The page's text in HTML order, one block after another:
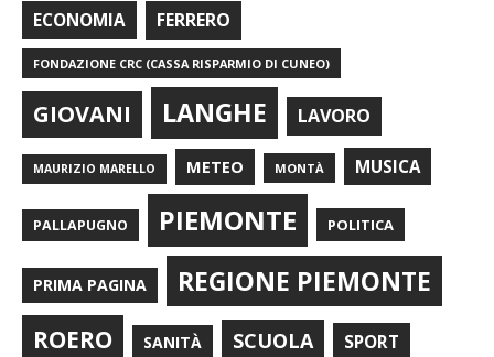
ECONOMIA FERRERO
FONDAZIONE CRC (CASSA RISPARMIO DI CUNEO)
GIOVANI LANGHE LAVORO
MAURIZIO MARELLO METEO MONTÀ MUSICA
PALLAPUGNO PIEMONTE POLITICA
PRIMA PAGINA REGIONE PIEMONTE
ROERO SANITÀ SCUOLA SPORT